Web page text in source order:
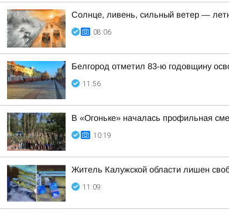
Солнце, ливень, сильный ветер —
08:06
Белгород отметил 83-ю годовщину
11:56
В «Огоньке» началась профильная
10:19
Житель Калужской области лишен
11:09